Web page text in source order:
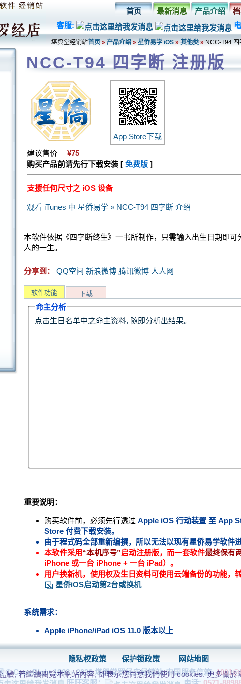
首页 最新消息 产品介绍
客服:
堪舆堂经销站首页»产品介绍»星侨易学 iOS»其他类»NCC-T94 四
NCC-T94 四字断 注册版
App Store下载
建议售价
¥75
购买产品前请先行下载安装 [ 免费版 ]
支援任何尺寸之 iOS 设备
观看 iTunes 中 星侨易学 » NCC-T94 四字断 介绍
本软件依据《四字断终生》一书所制作，只需输入出生日期即可
人的一生。
分享到： QQ空间 新浪微博 腾讯微博 人人网
软件功能 下载
命主分析
点击生日名单中之命主资料, 随即分析出结果。
重要说明：
购买软件前，必须先行透过 Apple iOS 行动装置 至 App
Store 付费下载安装。
由于程式码全部重新编撰，所以无法以现有星侨易学软件
本软件采用“本机序号”启动注册版，而一套软件最终保有
iPhone 或一台 iPhone + 一台 iPad）。
用户换新机，使用权及生日资料可使用云端备份的功能，
星侨iOS启动第2台或换机
系统需求：
Apple iPhone/iPad iOS 11.0 版本以上
隐私权政策 保护锁政策
网站地图
© CopyRight 1993 - 2026 堪舆堂罗经店经销站-中国服务信箱:
驗, 若繼續閱覽本網站內容, 即表示您同意我們使用 cookies. 更多關於